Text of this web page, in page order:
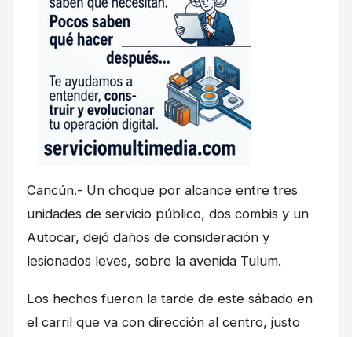
Cancún.- Un choque por alcance entre tres
unidades de servicio público, dos combis y un
Autocar, dejó daños de consideración y
lesionados leves, sobre la avenida Tulum.
Los hechos fueron la tarde de este sábado en
el carril que va con dirección al centro, justo